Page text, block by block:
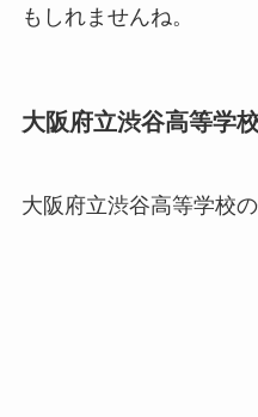
もしれませんね。
大阪府立渋谷高等学
大阪府立渋谷高等学校の